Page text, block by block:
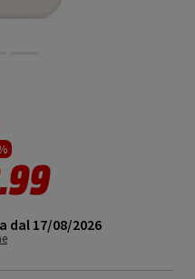
da
dal 17/08/2026